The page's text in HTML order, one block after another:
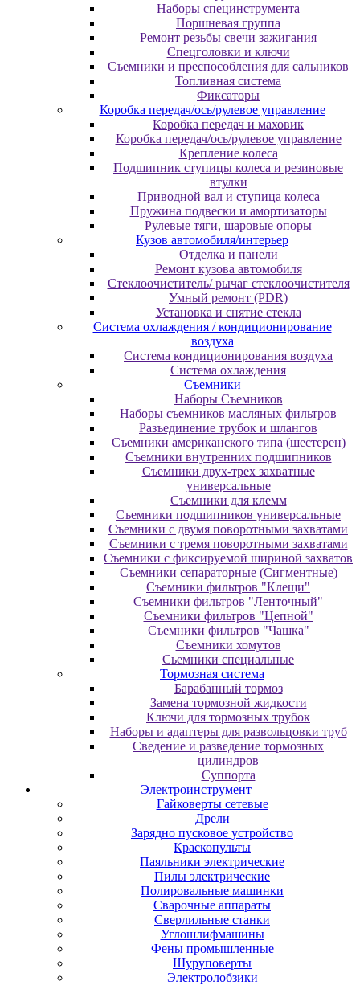
Наборы специнструмента
Поршневая группа
Ремонт резьбы свечи зажигания
Спецголовки и ключи
Съемники и преспособления для сальников
Топливная система
Фиксаторы
Коробка передач/ось/рулевое управление
Коробка передач и маховик
Коробка передач/ось/рулевое управление
Крепление колеса
Подшипник ступицы колеса и резиновые
втулки
Приводной вал и ступица колеса
Пружина подвески и амортизаторы
Рулевые тяги, шаровые опоры
Кузов автомобиля/интерьер
Отделка и панели
Ремонт кузова автомобиля
Стеклоочиститель/ рычаг стеклоочистителя
Умный ремонт (PDR)
Установка и снятие стекла
Система охлаждения / кондиционирование
воздуха
Система кондиционирования воздуха
Система охлаждения
Съемники
Наборы Съемников
Наборы съемников масляных фильтров
Разъединение трубок и шлангов
Съемники американского типа (шестерен)
Съемники внутренних подшипников
Съемники двух-трех захватные
универсальные
Съемники для клемм
Съемники подшипников универсальные
Съемники с двумя поворотными захватами
Съемники с тремя поворотными захватами
Съемники с фиксируемой шириной захватов
Съемники сепараторные (Сигментные)
Съемники фильтров "Клещи"
Съемники фильтров "Ленточный"
Съемники фильтров "Цепной"
Съемники фильтров "Чашка"
Съемники хомутов
Сьемники специальные
Тормозная система
Барабанный тормоз
Замена тормозной жидкости
Ключи для тормозных трубок
Наборы и адаптеры для развольцовки труб
Сведение и разведение тормозных
цилиндров
Суппорта
Электроинструмент
Гайковерты сетевые
Дрели
Зарядно пусковое устройство
Краскопульты
Паяльники электрические
Пилы электрические
Полировальные машинки
Сварочные аппараты
Сверлильные станки
Углошлифмашины
Фены промышленные
Шуруповерты
Электролобзики